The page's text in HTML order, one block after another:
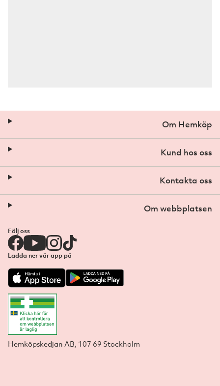
Om Hemköp
Kund hos oss
Kontakta oss
Om webbplatsen
Följ oss
Ladda ner vår app på
Hemköpskedjan AB, 107 69 Stockholm